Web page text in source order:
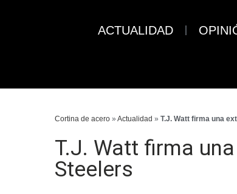
ACTUALIDAD
Cortina de acero » Actualidad » T.J. Watt firma una
T.J. Watt firma
Steelers